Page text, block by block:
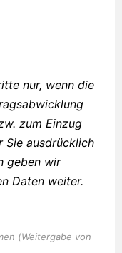
nur, wenn die
zum Einzug
ausdrücklich
geben wir
Daten weiter.
(Weitergabe von